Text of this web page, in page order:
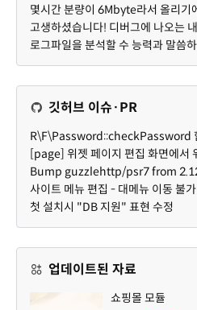
깃허브 이슈·PR
사이트 메뉴 편집 - 대메뉴 이동 불가
첫 설치시 "DB 지원" 표현 수정
업데이트된 자료
쇼핑몰 모듈